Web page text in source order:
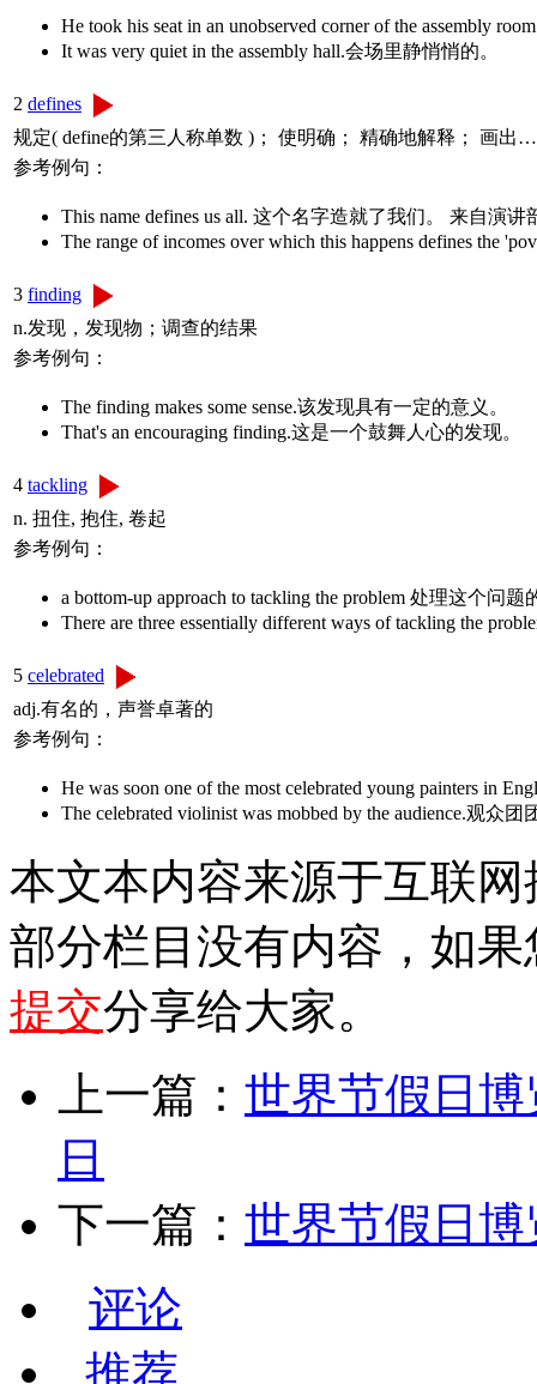
He took his seat in an unobserved corner of the assembly
It was very quiet in the assembly hall.会场里静悄悄的。
2 defines
规定( define的第三人称单数 )； 使明确； 精确地解释； 画出
参考例句：
This name defines us all. 这个名字造就了我们。 来自演讲
The range of incomes over which this happens defines the
3 finding
n.发现，发现物；调查的结果
参考例句：
The finding makes some sense.该发现具有一定的意义。
That's an encouraging finding.这是一个鼓舞人心的发现。
4 tackling
n. 扭住, 抱住, 卷起
参考例句：
a bottom-up approach to tackling the problem 处理这个问
There are three essentially different ways of tackling the
5 celebrated
adj.有名的，声誉卓著的
参考例句：
He was soon one of the most celebrated young painters in
The celebrated violinist was mobbed by the audience.观众
本文本内容来源于互联
部分栏目没有内容，如
提交分享给大家。
上一篇： 世界节假日
日
下一篇： 世界节假日
评论
推荐